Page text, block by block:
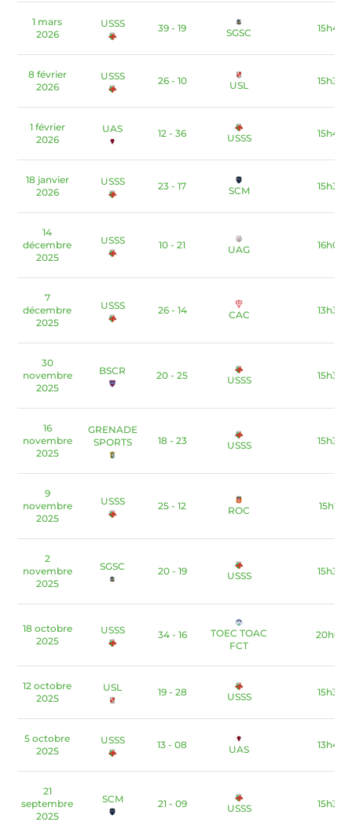
1 mars
2026
USSS 39 - 19 SGSC 15h45
8 février
2026
USSS 26 - 10 USL 15h30
1 février
2026
UAS 12 - 36 USSS 15h45
18 janvier
2026
USSS 23 - 17 SCM 15h30
14
décembre
2025
USSS 10 - 21 UAG 16h00
7
décembre
2025
USSS 26 - 14 CAC 13h30
30
novembre
2025
BSCR 20 - 25 USSS 15h30
16
novembre
2025
GRENADE
SPORTS
18 - 23 USSS 15h30
9
novembre
2025
USSS 25 - 12 ROC 15h15
2
novembre
2025
SGSC 20 - 19 USSS 15h30
18 octobre
2025
USSS 34 - 16
TOEC TOAC
FCT
20h00
12 octobre
2025
USL 19 - 28 USSS 15h30
5 octobre
2025
USSS 13 - 08 UAS 13h45
21
septembre
2025
SCM 21 - 09 USSS 15h30